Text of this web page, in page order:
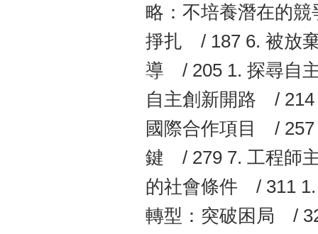
略：不培養潛在的
掙扎 / 187 6. 被放
導 / 205 1. 探尋自
自主創新開路 /
國際合作項目 /
鍵 / 279 7. 工程師
的社會條件 / 311
轉型：突破困局 /